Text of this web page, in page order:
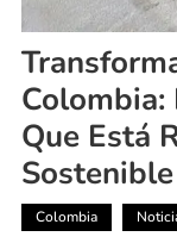
Que Está
Sostenible
Colombia